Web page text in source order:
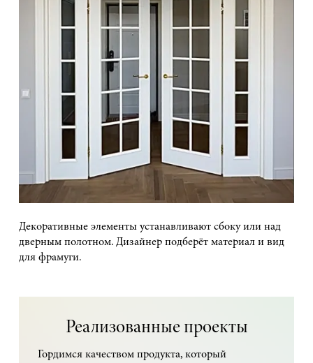
Декоративные элементы устанавливают сбоку или над
дверным полотном. Дизайнер подберёт материал и вид
для фрамуги.
Реализованные проекты
Гордимся качеством продукта, который